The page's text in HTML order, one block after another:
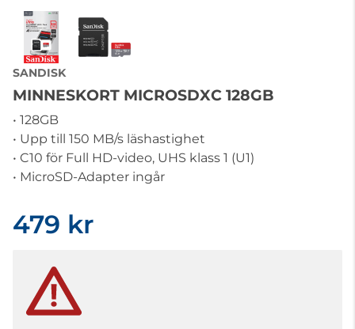
SANDISK
MINNESKORT MICROSDXC 128GB
• 128GB
• Upp till 150 MB/s läshastighet
• C10 för Full HD-video, UHS klass 1 (U1)
• MicroSD-Adapter ingår
479 kr